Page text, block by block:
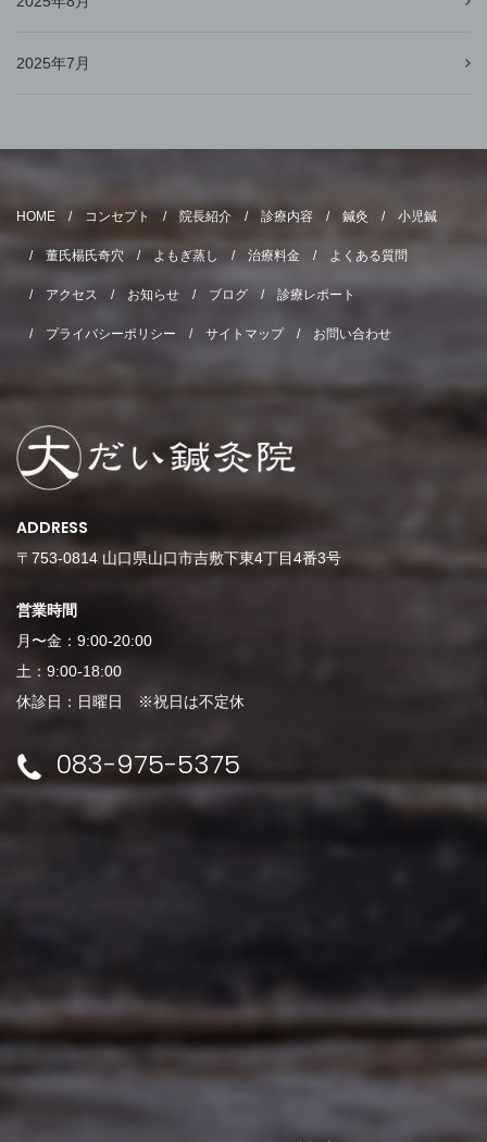
2025年7月
HOME コンセプト 院長紹介 診療内容 鍼灸 小児鍼
董氏楊氏奇穴 よもぎ蒸し 治療料金 よくある質問
アクセス お知らせ ブログ 診療レポート
プライバシーポリシー サイトマップ お問い合わせ
ADDRESS
〒753-0814 山口県山口市吉敷下東4丁目4番3号
営業時間
月〜金：9:00-20:00
土：9:00-18:00
休診日：日曜日 ※祝日は不定休
083-975-5375